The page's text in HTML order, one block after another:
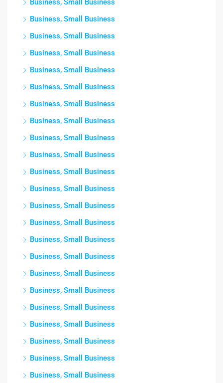
Business, Small Business
Business, Small Business
Business, Small Business
Business, Small Business
Business, Small Business
Business, Small Business
Business, Small Business
Business, Small Business
Business, Small Business
Business, Small Business
Business, Small Business
Business, Small Business
Business, Small Business
Business, Small Business
Business, Small Business
Business, Small Business
Business, Small Business
Business, Small Business
Business, Small Business
Business, Small Business
Business, Small Business
Business, Small Business